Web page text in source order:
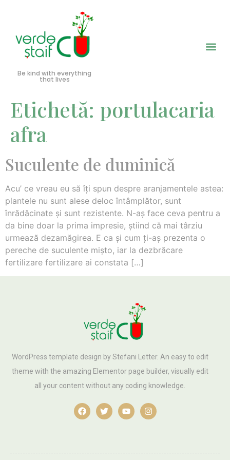
Be kind with everything
that lives
Etichetă: portulacaria
afra
Suculente de duminică
Acu’ ce vreau eu să îţi spun despre aranjamentele astea:
plantele nu sunt alese deloc întâmplător, sunt
înrădăcinate şi sunt rezistente. N-aş face ceva pentru a
da bine doar la prima impresie, ştiind că mai târziu
urmează dezamăgirea. E ca şi cum ţi-aş prezenta o
pereche de suculente mişto, iar la dezbrăcare
fertilizare fertilizare ai constata […]
WordPress template design by Stefani Letter. An easy to edit
theme with the amazing Elementor page builder, visually edit
all your content without any coding knowledge.